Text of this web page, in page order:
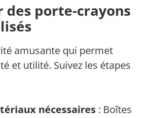
des porte-crayons
amusante qui permet
et utilité. Suivez les étapes
nécessaires : Boîtes